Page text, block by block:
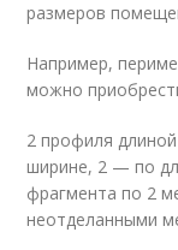
размеров
Например,
можно
2 профиля
ширине, 2 — по
фрагмента по 2
неотделанными